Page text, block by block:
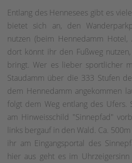
Entlang des Hennesees gibt es
bietet sich an, den
nutzen (beim Hennedamm Hotel,
dort könnt ihr den Fußweg
bringt. Wer es lieber sportlicher
Staudamm über die 333 Stufen
dem Hennedamm angekommen
folgt dem Weg entlang des
am Hinweisschild "Sinnepfad"
links bergauf in den Wald. Ca.
ihr am Eingangsportal des
hier aus geht es im